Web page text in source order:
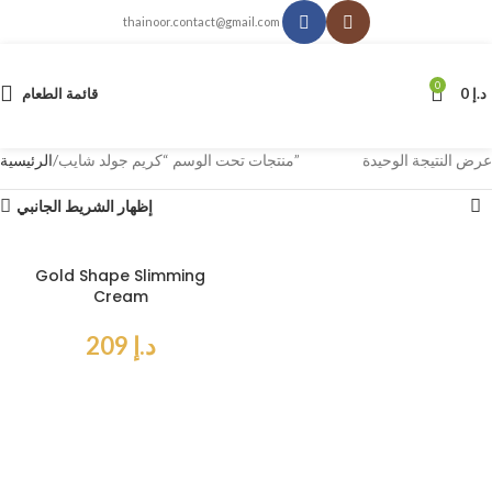
thainoor.contact@gmail.com
قائمة الطعام 0 د.إ
الرئيسية منتجات تحت الوسم “كريم جولد شايب” عرض النتيجة الوحيدة
إظهار الشريط الجانبي
Gold Shape Slimming
Cream
د.إ